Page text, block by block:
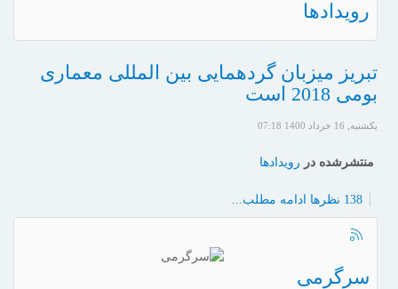
رویدادها
تبریز میزبان گردهمایی بین المللی معماری
بومی 2018 است
یکشنبه, 16 خرداد 1400 07:18
منتشرشده در رویدادها
138 نظرها ادامه مطلب...
سرگرمی